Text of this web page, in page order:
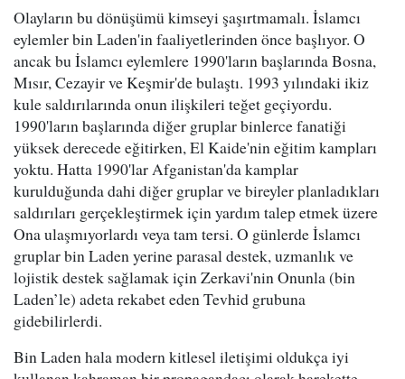
Olayların bu dönüşümü kimseyi şaşırtmamalı. İslamcı
eylemler bin Laden'in faaliyetlerinden önce başlıyor. O
ancak bu İslamcı eylemlere 1990'ların başlarında Bosna,
Mısır, Cezayir ve Keşmir'de bulaştı. 1993 yılındaki ikiz
kule saldırılarında onun ilişkileri teğet geçiyordu.
1990'ların başlarında diğer gruplar binlerce fanatiği
yüksek derecede eğitirken, El Kaide'nin eğitim kampları
yoktu. Hatta 1990'lar Afganistan'da kamplar
kurulduğunda dahi diğer gruplar ve bireyler planladıkları
saldırıları gerçekleştirmek için yardım talep etmek üzere
Ona ulaşmıyorlardı veya tam tersi. O günlerde İslamcı
gruplar bin Laden yerine parasal destek, uzmanlık ve
lojistik destek sağlamak için Zerkavi'nin Onunla (bin
Laden’le) adeta rekabet eden Tevhid grubuna
gidebilirlerdi.
Bin Laden hala modern kitlesel iletişimi oldukça iyi